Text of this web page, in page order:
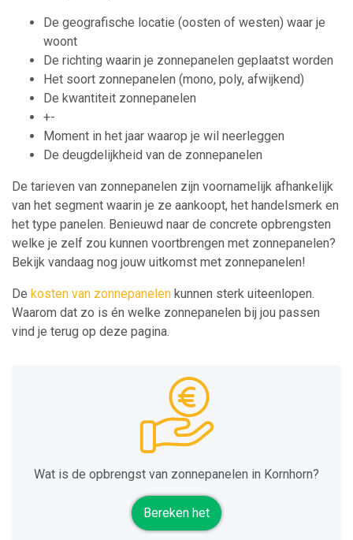
De geografische locatie (oosten of westen) waar je
woont
De richting waarin je zonnepanelen geplaatst worden
Het soort zonnepanelen (mono, poly, afwijkend)
De kwantiteit zonnepanelen
+-
Moment in het jaar waarop je wil neerleggen
De deugdelijkheid van de zonnepanelen
De tarieven van zonnepanelen zijn voornamelijk afhankelijk
van het segment waarin je ze aankoopt, het handelsmerk en
het type panelen. Benieuwd naar de concrete opbrengsten
welke je zelf zou kunnen voortbrengen met zonnepanelen?
Bekijk vandaag nog jouw uitkomst met zonnepanelen!
De kosten van zonnepanelen kunnen sterk uiteenlopen.
Waarom dat zo is én welke zonnepanelen bij jou passen
vind je terug op deze pagina.
Wat is de opbrengst van zonnepanelen in Kornhorn?
Bereken het